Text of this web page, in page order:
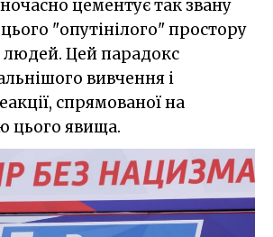
цементує так звану
"опутінілого" простору
Цей парадокс
вивчення і
спрямованої на
цього явища.